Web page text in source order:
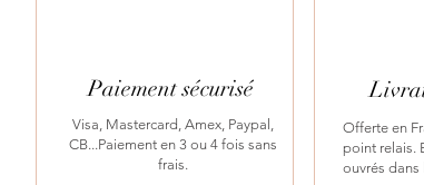
Paiement sécurisé
Visa, Mastercard, Amex, Paypal,
CB...Paiement en 3 ou 4 fois sans
frais.
Offerte en
point relais.
ouvrés dans